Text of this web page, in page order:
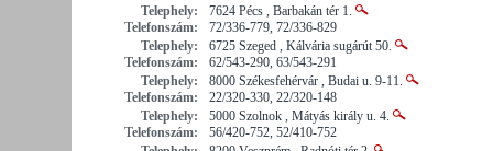
Telephely:
7624 Pécs , Barbakán tér 1.
Telefonszám:
72/336-779, 72/336-829
Telephely:
6725 Szeged , Kálvária sugárút 50.
Telefonszám:
62/543-290, 63/543-291
Telephely:
8000 Székesfehérvár , Budai u. 9-11.
Telefonszám:
22/320-330, 22/320-148
Telephely:
5000 Szolnok , Mátyás király u. 4.
Telefonszám:
56/420-752, 52/410-752